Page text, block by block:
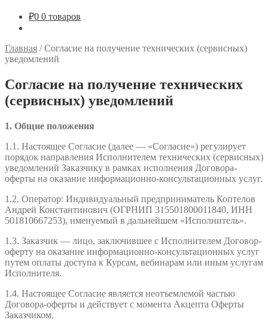
₽0 0 товаров
Главная /Согласие на получение технических (сервисных)
уведомлений
Согласие на получение технических
(сервисных) уведомлений
1. Общие положения
1.1. Настоящее Согласие (далее — «Согласие») регулирует
порядок направления Исполнителем технических (сервисных)
уведомлений Заказчику в рамках исполнения Договора-
оферты на оказание информационно-консультационных услуг.
1.2. Оператор: Индивидуальный предприниматель Коптелов
Андрей Константинович (ОГРНИП 315501800011840, ИНН
501810667253), именуемый в дальнейшем «Исполнитель».
1.3. Заказчик — лицо, заключившее с Исполнителем Договор-
оферту на оказание информационно-консультационных услуг
путем оплаты доступа к Курсам, вебинарам или иным услугам
Исполнителя.
1.4. Настоящее Согласие является неотъемлемой частью
Договора-оферты и действует с момента Акцепта Оферты
Заказчиком.